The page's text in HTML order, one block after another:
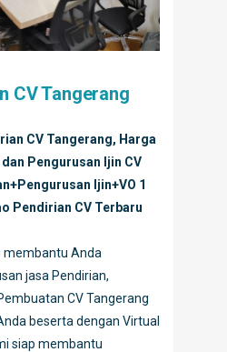
CV Tangerang
CV Tangerang, Harga
Pengurusan Ijin CV
Ijin+VO 1
Pendirian CV Terbaru
membantu Anda
jasa Pendirian,
CV Tangerang
beserta dengan Virtual
siap membantu